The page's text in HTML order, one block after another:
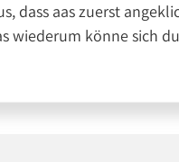
dass aas zuerst
wiederum könne sich